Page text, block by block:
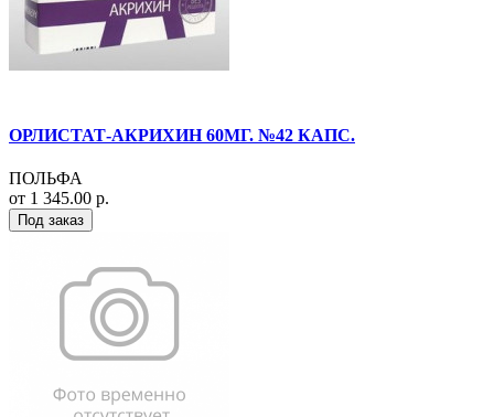
ОРЛИСТАТ-АКРИХИН 60МГ. №42 КАПС.
ПОЛЬФА
от 1 345.00 р.
Под заказ